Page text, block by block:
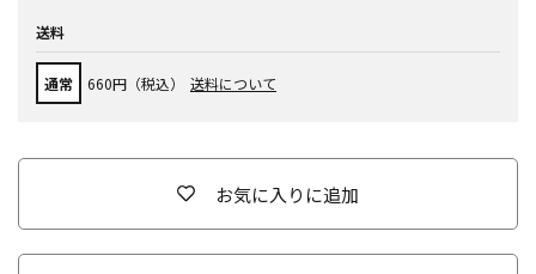
送料
通常 660円（税込） 送料について
お気に入りに追加